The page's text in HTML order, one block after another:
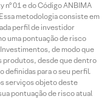
01 e do Código ANBIMA
metodologia consiste em
perfil de investidor
uma pontuação de risco
de modo que
produtos, desde que dentro
definidas para o seu perfil.
serviços objeto deste
pontuação de risco atual